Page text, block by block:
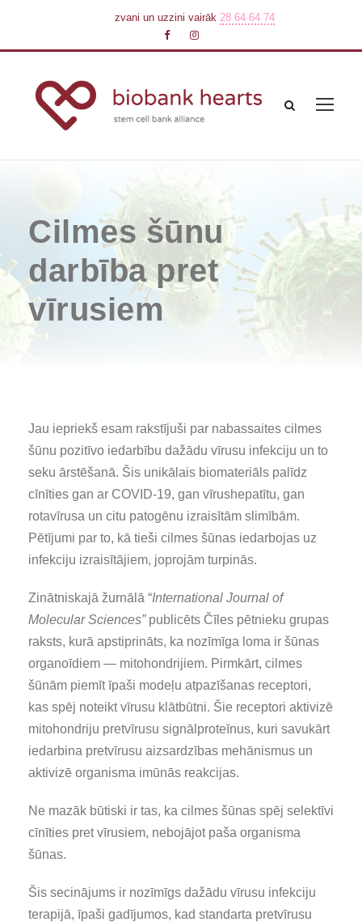
zvani un uzzini vairāk 28 64 64 74
Cilmes šūnu
darbība pret
vīrusiem
Jau iepriekš esam rakstījuši par nabassaites cilmes
šūnu pozitīvo iedarbību dažādu vīrusu infekciju un to
seku ārstēšanā. Šis unikālais biomateriāls palīdz
cīnīties gan ar COVID-19, gan vīrushepatītu, gan
rotavīrusa un citu patogēnu izraisītām slimībām.
Pētījumi par to, kā tieši cilmes šūnas iedarbojas uz
infekciju izraisītājiem, joprojām turpinās.
Zinātniskajā žurnālā “International Journal of
Molecular Sciences” publicēts Čīles pētnieku grupas
raksts, kurā apstiprināts, ka nozīmīga loma ir šūnas
organoīdiem — mitohondrijiem. Pirmkārt, cilmes
šūnām piemīt īpaši modeļu atpazīšanas receptori,
kas spēj noteikt vīrusu klātbūtni. Šie receptori aktivizē
mitohondriju pretvīrusu signālproteīnus, kuri savukārt
iedarbina pretvīrusu aizsardzības mehānismus un
aktivizē organisma imūnās reakcijas.
Ne mazāk būtiski ir tas, ka cilmes šūnas spēj selektīvi
cīnīties pret vīrusiem, nebojājot paša organisma
šūnas.
Šis secinājums ir nozīmīgs dažādu vīrusu infekciju
terapijā, īpaši gadījumos, kad standarta pretvīrusu